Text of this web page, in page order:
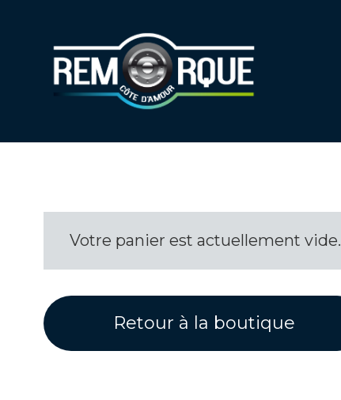
Votre panier est actuellement vide.
Retour à la boutique